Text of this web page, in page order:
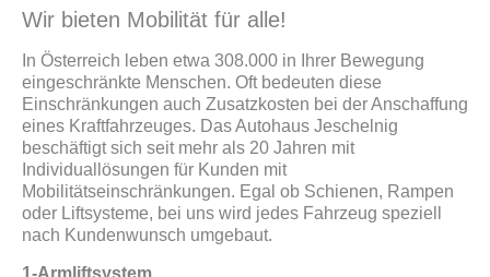
Wir bieten Mobilität für alle!
In Österreich leben etwa 308.000 in Ihrer Bewegung
eingeschränkte Menschen. Oft bedeuten diese
Einschränkungen auch Zusatzkosten bei der Anschaffung
eines Kraftfahrzeuges. Das Autohaus Jeschelnig
beschäftigt sich seit mehr als 20 Jahren mit
Individuallösungen für Kunden mit
Mobilitätseinschränkungen. Egal ob Schienen, Rampen
oder Liftsysteme, bei uns wird jedes Fahrzeug speziell
nach Kundenwunsch umgebaut.
1-Armliftsystem